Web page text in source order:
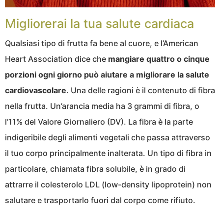
Migliorerai la tua salute cardiaca
Qualsiasi tipo di frutta fa bene al cuore, e l’American
Heart Association dice che mangiare quattro o cinque
porzioni ogni giorno può aiutare a migliorare la salute
cardiovascolare. Una delle ragioni è il contenuto di fibra
nella frutta. Un’arancia media ha 3 grammi di fibra, o
l’11% del Valore Giornaliero (DV). La fibra è la parte
indigeribile degli alimenti vegetali che passa attraverso
il tuo corpo principalmente inalterata. Un tipo di fibra in
particolare, chiamata fibra solubile, è in grado di
attrarre il colesterolo LDL (low-density lipoprotein) non
salutare e trasportarlo fuori dal corpo come rifiuto.